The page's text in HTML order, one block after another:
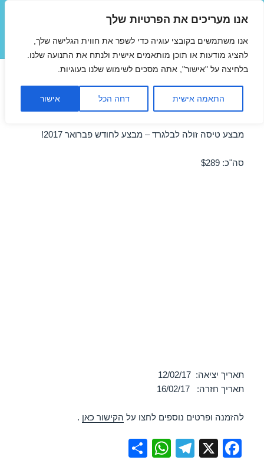
אנו מעריכים את הפרטיות שלך
אנו משתמשים בקובצי עוגיה כדי לשפר את חווית הגלישה שלך,
להציג מודעות או תוכן מותאמים אישית ולנתח את התנועה שלנו.
בלחיצה על "אישור", אתה מסכים לשימוש שלנו בעוגיות.
התאמה אישית דחה הכל אישור
תפריטים
ווידג'טים
טיסות זולות לבלגרד בפברואר
12/02/2017
מבצע טיסה זולה לבלגרד – מבצע לחודש פברואר 2017!
סה"כ: $289
תאריך יציאה: 12/02/17
תאריך חזרה: 16/02/17
להזמנה ופרטים נוספים לחצו על הקישור כאן .
F
X
T
W